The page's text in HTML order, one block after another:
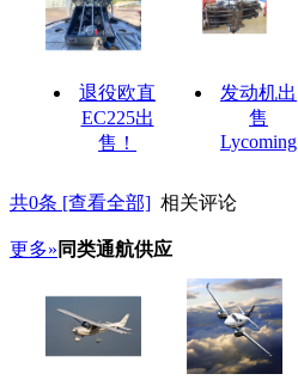
退役欧直
EC225出
售！
发动机出
售
Lycoming
共0条 [查看全部] 相关评论
更多» 同类通航供应